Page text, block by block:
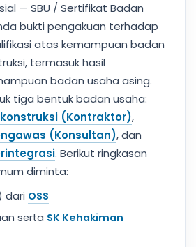
— SBU / Sertifikat Badan
bukti pengakuan terhadap
atas kemampuan badan
termasuk hasil
badan usaha asing.
tiga bentuk badan usaha:
(Kontraktor),
(Konsultan), dan
. Berikut ringkasan
diminta:
dari OSS
serta SK Kehakiman